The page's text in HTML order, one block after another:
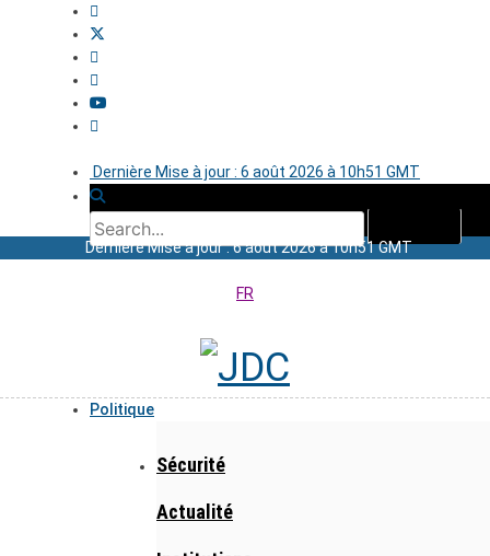
Dernière Mise à jour : 6 août 2026 à 10h51 GMT
Dernière Mise à jour : 6 août 2026 à 10h51 GMT
FR
Politique
Sécurité
Actualité